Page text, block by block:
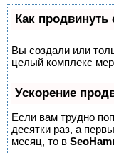
Как продвинуть
Вы создали или
целый комплекс
Ускорение
Если вам трудно
десятки раз, а
месяц, то в